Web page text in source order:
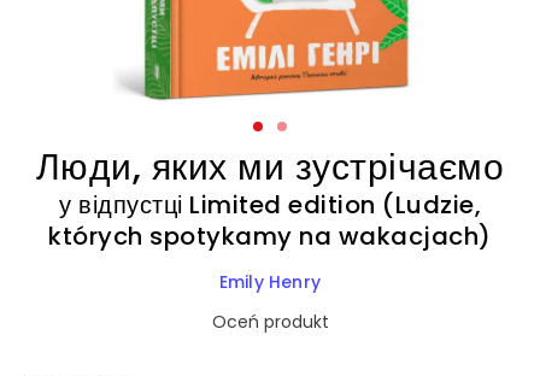
Люди, яких ми зустрічаємо
у відпустці Limited edition (Ludzie,
których spotykamy na wakacjach)
Emily Henry
Oceń produkt